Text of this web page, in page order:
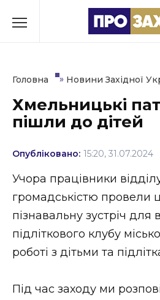
до
Культура
Освіта
Події
Політика
Соціум
Спорт
Стиль життя
Головна » Новини Західної
Хмельницькі
пішли до дітей
Опубліковано: 15:20, 31.07.2024
Учора працівники відділу
громадськістю провели
пізнавальну зустріч для
підліткового клубу
роботі з дітьми та
Під час заходу ми